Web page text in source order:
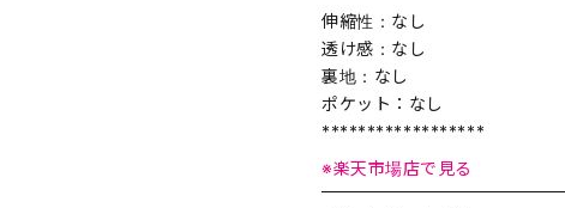
伸縮性：なし
透け感：なし
裏地：なし
ポケット：なし
******************
※楽天市場店で見る